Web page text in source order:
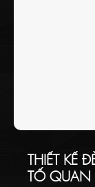
THIẾT KẾ
TỐ